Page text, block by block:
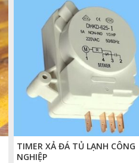
TIMER XẢ ĐÁ TỦ LẠNH CÔNG
NGHIỆP